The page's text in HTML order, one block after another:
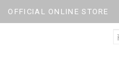
OFFICIAL ONLINE STORE